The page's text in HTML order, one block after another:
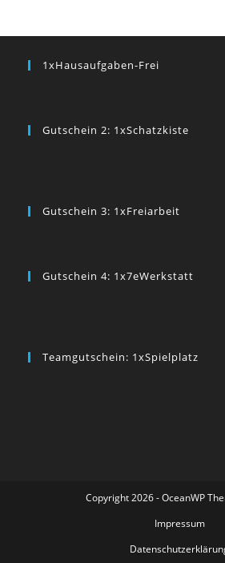
1xHausaufgaben-Frei
Gutschein 2: 1xSchatzkiste
Gutschein 3: 1xFreiarbeit
Gutschein 4: 1x7eWerkstatt
Teamgutschein: 1xSpielplatz
Copyright 2026 - OceanWP
Impressum